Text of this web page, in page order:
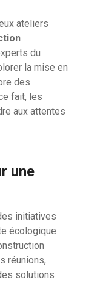
ateliers
du
la mise en
des
fait, les
aux attentes
une
initiatives
écologique
réunions,
solutions